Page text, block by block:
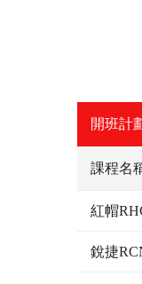
開班計
課程名
紅帽
銳捷